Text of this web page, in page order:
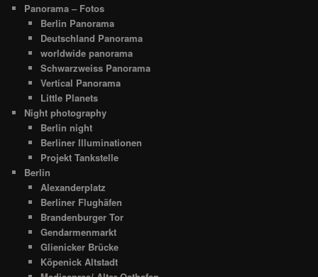
Panorama – Fotos
Berlin Panorama
Deutschland Panorama
worldwide panorama
Schwarzweiss Panorama
Vertical Panorama
Little Planets
Night photography
Berlin night
Berliner Illuminationen
Projekt Tankstelle
Berlin
Alexanderplatz
Berliner Flughäfen
Brandenburger Tor
Gendarmenmarkt
Glienicker Brücke
Köpenick Altstadt